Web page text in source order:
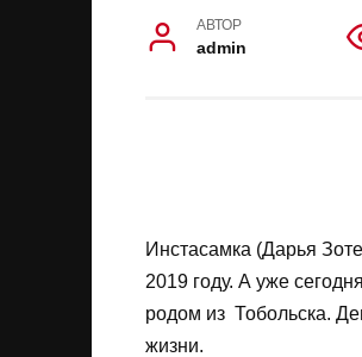
АВТОР
admin
Инстасамка (Дарья
2019 году. А уже
родом из Тобольска.
жизни.